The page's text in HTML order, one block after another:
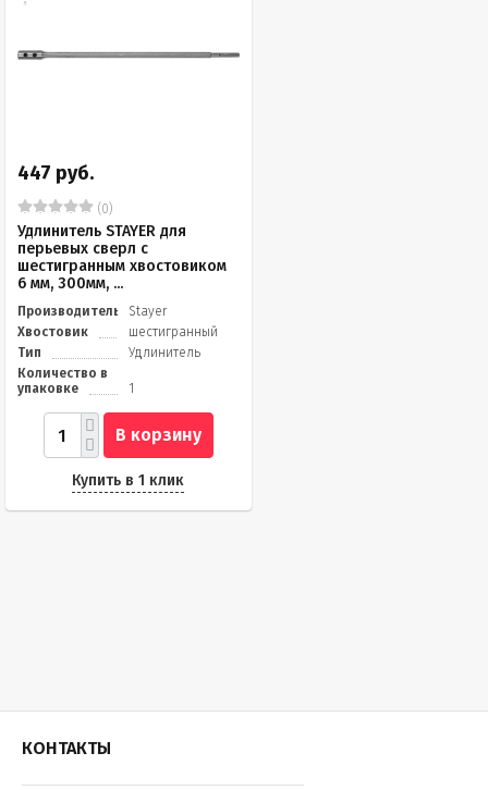
447 руб.
(0)
Удлинитель STAYER для
перьевых сверл с
шестигранным хвостовиком
6 мм, 300мм, ...
Производитель
Stayer
Хвостовик
шестигранный
Тип
Удлинитель
Количество в
упаковке
1
В корзину
Купить в 1 клик
КОНТАКТЫ